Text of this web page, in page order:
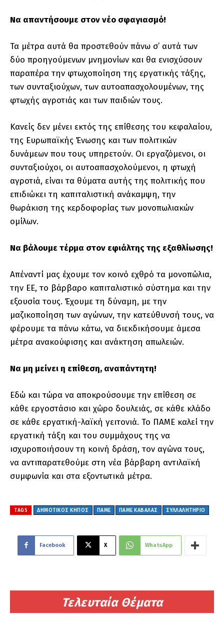
Τελευταία Θέματα
Να απαντήσουμε στον νέο σφαγιασμό!
Τα μέτρα αυτά θα προστεθούν πάνω σ’ αυτά των
δύο προηγούμενων μνημονίων και θα ενισχύσουν
παραπέρα την φτωχοποίηση της εργατικής τάξης,
των συνταξιούχων, των αυτοαπασχολουμένων, της
φτωχής αγροτιάς και των παιδιών τους.
Κανείς δεν μένει εκτός της επίθεσης του κεφαλαίου,
της Ευρωπαϊκής Ένωσης και των πολιτικών
δυνάμεων που τους υπηρετούν. Οι εργαζόμενοι, οι
συνταξιούχοι, οι αυτοαπασχολούμενοι, η φτωχή
αγροτιά, είναι τα θύματα αυτής της πολιτικής που
επιδιώκει τη καπιταλιστική ανάκαμψη, την
θωράκιση της κερδοφορίας των μονοπωλιακών
ομίλων.
Να βάλουμε τέρμα στον εφιάλτης της εξαθλίωσης!
Απέναντί μας έχουμε τον κοινό εχθρό τα μονοπώλια,
την ΕΕ, το βάρβαρο καπιταλιστικό σύστημα και την
εξουσία τους. Έχουμε τη δύναμη, με την
μαζικοποίηση των αγώνων, την κατεύθυνσή τους, να
φέρουμε τα πάνω κάτω, να διεκδικήσουμε άμεσα
μέτρα ανακούφισης και ανάκτηση απωλειών.
Να μη μείνει η επίθεση, αναπάντητη!
Εδώ και τώρα να αποκρούσουμε την επίθεση σε
κάθε εργοστάσιο και χώρο δουλειάς, σε κάθε κλάδο
σε κάθε εργατική-λαϊκή γειτονιά. Το ΠΑΜΕ καλεί την
εργατική τάξη και του συμμάχους της να
ισχυροποιήσουν τη κοινή δράση, τον αγώνα τους,
να αντιπαρατεθούμε στη νέα βάρβαρη αντιλαϊκή
συμφωνία και στα εξοντωτικά μέτρα.
TAGS ΔΗΜΟΤΙΚΌΣ ΚΉΠΟΣ ΠΑΜΕ ΠΑΜΕ ΚΑΒΆΛΑΣ ΣΥΛΛΑΛΗΤΗΡΙΟ
Facebook X WhatsApp